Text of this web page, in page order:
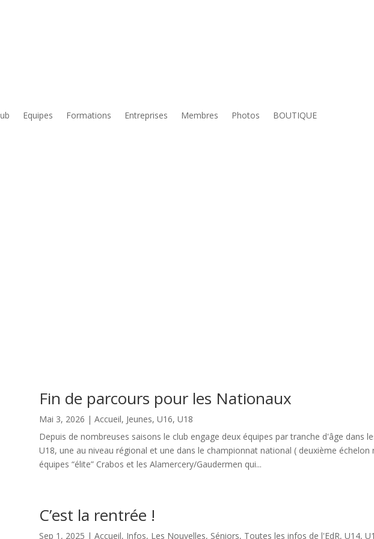
Equipes Formations Entreprises Membres Photos BOUTIQUE
Fin de parcours pour les Nationaux
Mai 3, 2026 | Accueil, Jeunes, U16, U18
Depuis de nombreuses saisons le club engage deux équipes par tranche d'âge dans
U18, une au niveau régional et une dans le championnat national ( deuxième échelon
équipes “élite” Crabos et les Alamercery/Gaudermen qui...
C’est la rentrée !
Sep 1, 2025 | Accueil, Infos, Les Nouvelles, Séniors, Toutes les infos de l'EdR, U14,